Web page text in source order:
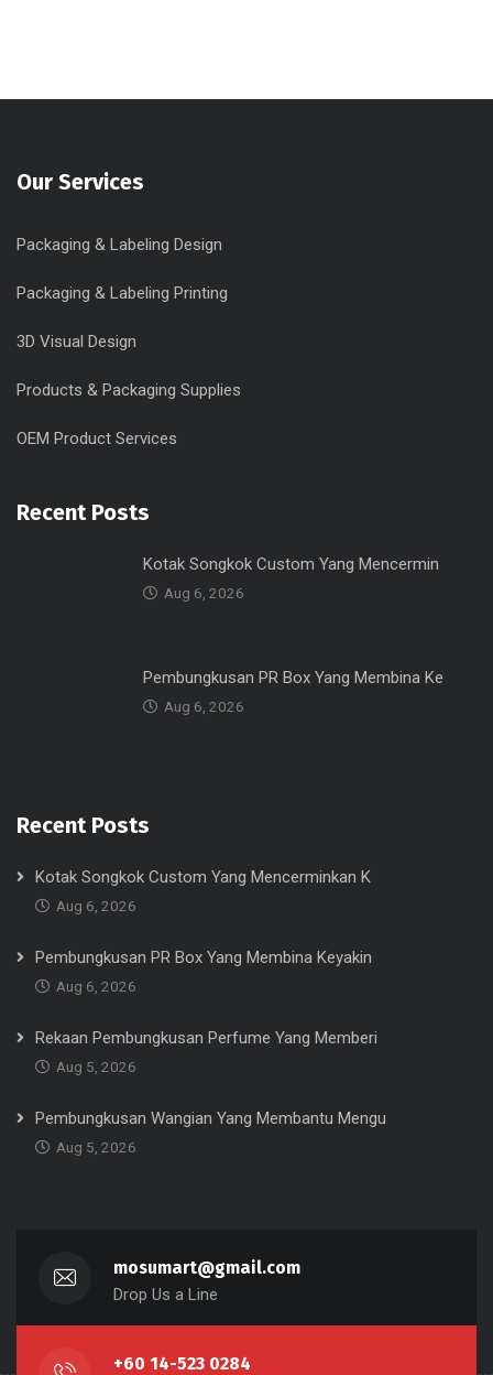
Our Services
Packaging & Labeling Design
Packaging & Labeling Printing
3D Visual Design
Products & Packaging Supplies
OEM Product Services
Recent Posts
Kotak Songkok Custom Yang Mencermin
Aug 6, 2026
Pembungkusan PR Box Yang Membina Ke
Aug 6, 2026
Recent Posts
Kotak Songkok Custom Yang Mencerminkan K
Aug 6, 2026
Pembungkusan PR Box Yang Membina Keyakin
Aug 6, 2026
Rekaan Pembungkusan Perfume Yang Memberi
Aug 5, 2026
Pembungkusan Wangian Yang Membantu Mengu
Aug 5, 2026
mosumart@gmail.com
Drop Us a Line
+60 14-523 0284